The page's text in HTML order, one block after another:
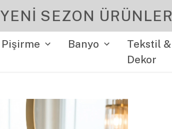
YENI SEZON ÜRÜNLER
Pişirme Banyo
Tekstil &
Dekor